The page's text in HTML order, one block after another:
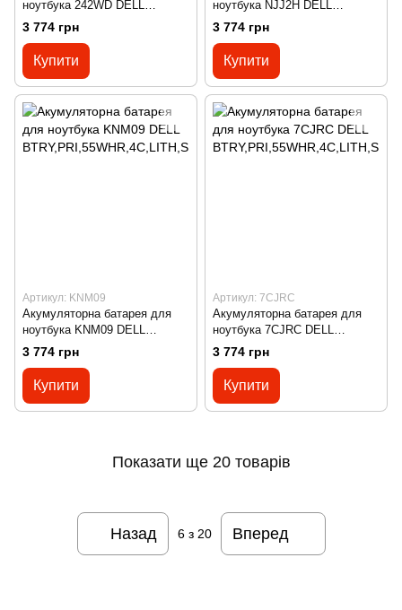
ноутбука 242WD DELL
BTRY,PRI,55WHR,4C,LITH,SI
3 774 грн
Купити
ноутбука NJJ2H DELL
BTRY,PRI,55WHR,4C,LITH,SI
3 774 грн
Купити
Артикул: KNM09
Акумуляторна батарея для
ноутбука KNM09 DELL
BTRY,PRI,55WHR,4C,LITH,SI
3 774 грн
Купити
Артикул: 7CJRC
Акумуляторна батарея для
ноутбука 7CJRC DELL
BTRY,PRI,55WHR,4C,LITH,SI
3 774 грн
Купити
Показати ще 20 товарів
Назад 6з 20 Вперед